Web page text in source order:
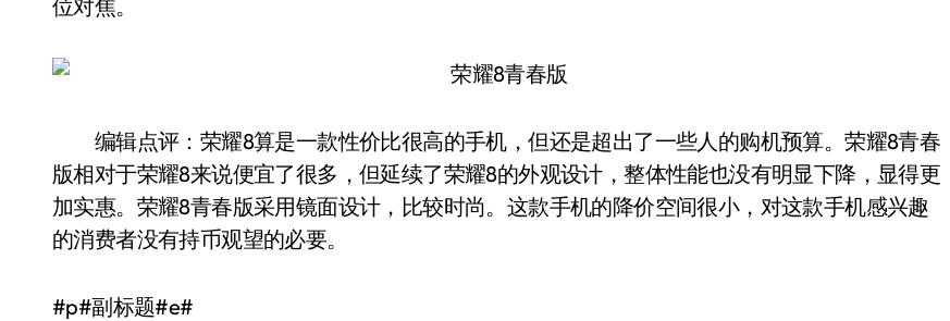
位对焦。
编辑点评：荣耀8算是一款性价比很高的手机，但还是超出了一些人的购机预算。荣耀8青春
版相对于荣耀8来说便宜了很多，但延续了荣耀8的外观设计，整体性能也没有明显下降，显得更
加实惠。荣耀8青春版采用镜面设计，比较时尚。这款手机的降价空间很小，对这款手机感兴趣
的消费者没有持币观望的必要。
#p#副标题#e#